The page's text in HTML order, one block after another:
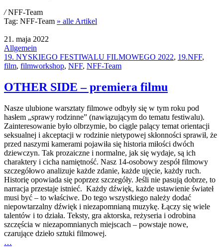
/ NFF-Team
Tag: NFF-Team » alle Artikel
21. maja 2022
Allgemein
19. NYSKIEGO FESTIWALU FILMOWEGO 2022, 19.NFF,
film, filmworkshop, NFF, NFF-Team
OTHER SIDE – premiera filmu
Nasze ulubione warsztaty filmowe odbyły się w tym roku pod
hasłem „sprawy rodzinne” (nawiązującym do tematu festiwalu).
Zainteresowanie było olbrzymie, bo ciągle palący temat orientacji
seksualnej i akceptacji w rodzinie nietypowej skłonności sprawił, że
przed naszymi kamerami pojawiła się historia miłości dwóch
dziewczyn. Tak prozaiczne i normalne, jak się wydaje, są ich
charaktery i cicha namiętność. Nasz 14-osobowy zespół filmowy
szczegółowo analizuje każde zdanie, każde ujęcie, każdy ruch.
Historię opowiada się poprzez szczegóły. Jeśli nie pasują dobrze, to
narracja przestaje istnieć. Każdy dźwięk, każde ustawienie świateł
musi być – to właściwe. Do tego wszystkiego należy dodać
niepowtarzalny dźwięk i niezapomnianą muzykę. Łączy się wiele
talentów i to działa. Teksty, gra aktorska, reżyseria i odrobina
szczęścia w niezapomnianych miejscach – powstaje nowe,
czarujące dzieło sztuki filmowej.
…